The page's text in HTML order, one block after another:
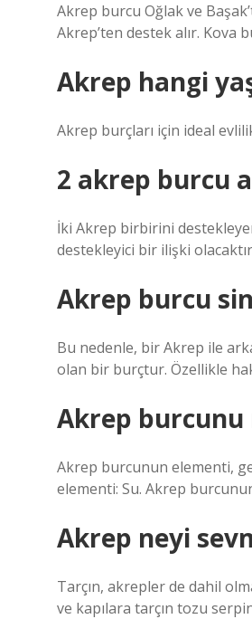
Akrep burcu Oğlak ve
Akrep’ten destek alır. Kova
Akrep hangi
Akrep burçları için ideal
2 akrep burcu
İki Akrep birbirini
destekleyici bir ilişki
Akrep burcu
Bu nedenle, bir Akrep ile
olan bir burçtur. Özellikle
Akrep burcunu
Akrep burcunun elementi,
elementi: Su. Akrep
Akrep neyi
Tarçın, akrepler de dahil
ve kapılara tarçın tozu